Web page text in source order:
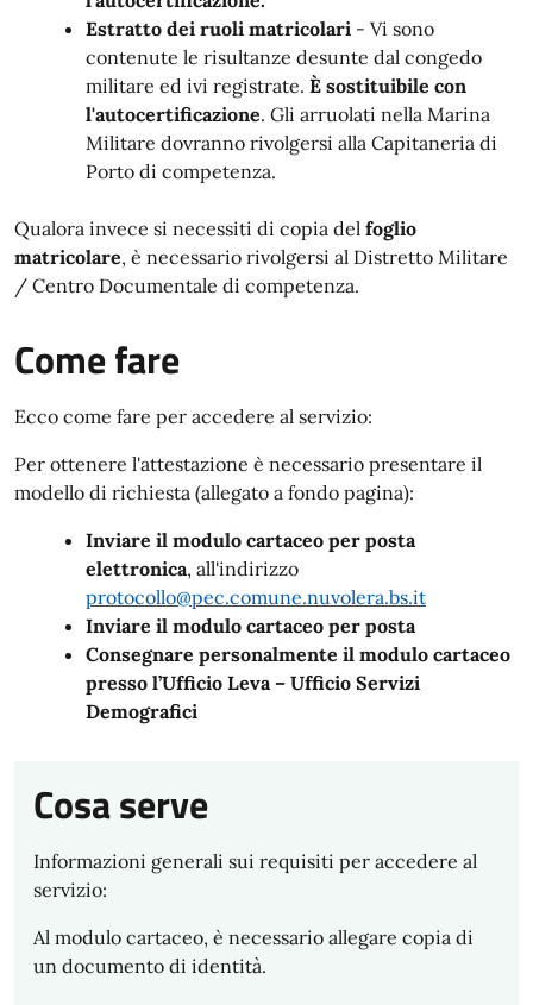
Estratto dei ruoli matricolari - Vi sono
contenute le risultanze desunte dal congedo
militare ed ivi registrate. È sostituibile con
l'autocertificazione. Gli arruolati nella Marina
Militare dovranno rivolgersi alla Capitaneria di
Porto di competenza.
Qualora invece si necessiti di copia del foglio
matricolare, è necessario rivolgersi al Distretto Militare
/ Centro Documentale di competenza.
Come fare
Ecco come fare per accedere al servizio:
Per ottenere l'attestazione è necessario presentare il
modello di richiesta (allegato a fondo pagina):
Inviare il modulo cartaceo per posta
elettronica, all'indirizzo
protocollo@pec.comune.nuvolera.bs.it
Inviare il modulo cartaceo per posta
Consegnare personalmente il modulo cartaceo
presso l’Ufficio Leva – Ufficio Servizi
Demografici
Cosa serve
Informazioni generali sui requisiti per accedere al
servizio:
Al modulo cartaceo, è necessario allegare copia di
un documento di identità.